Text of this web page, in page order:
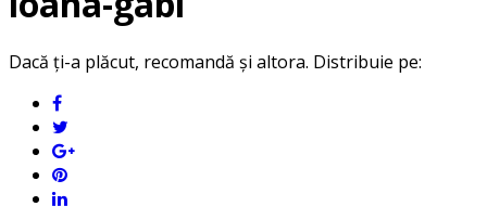
Dacă ți-a plăcut, recomandă și altora. Distribuie pe: